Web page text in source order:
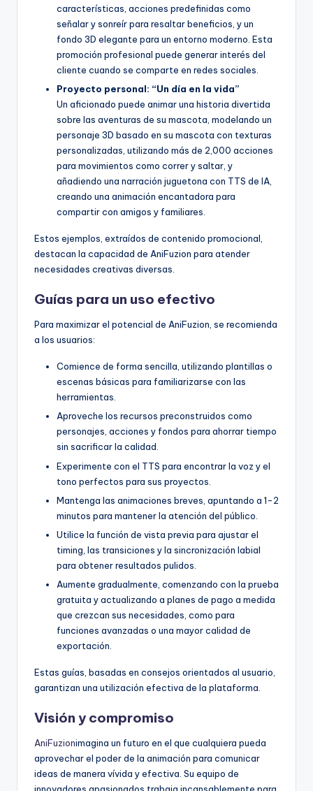
características, acciones predefinidas como
señalar y sonreír para resaltar beneficios, y un
fondo 3D elegante para un entorno moderno. Esta
promoción profesional puede generar interés del
cliente cuando se comparte en redes sociales.
Proyecto personal: “Un día en la vida”
Un aficionado puede animar una historia divertida
sobre las aventuras de su mascota, modelando un
personaje 3D basado en su mascota con texturas
personalizadas, utilizando más de 2,000 acciones
para movimientos como correr y saltar, y
añadiendo una narración juguetona con TTS de IA,
creando una animación encantadora para
compartir con amigos y familiares.
Estos ejemplos, extraídos de contenido promocional,
destacan la capacidad de AniFuzion para atender
necesidades creativas diversas.
Guías para un uso efectivo
Para maximizar el potencial de AniFuzion, se recomienda
a los usuarios:
Comience de forma sencilla, utilizando plantillas o
escenas básicas para familiarizarse con las
herramientas.
Aproveche los recursos preconstruidos como
personajes, acciones y fondos para ahorrar tiempo
sin sacrificar la calidad.
Experimente con el TTS para encontrar la voz y el
tono perfectos para sus proyectos.
Mantenga las animaciones breves, apuntando a 1-2
minutos para mantener la atención del público.
Utilice la función de vista previa para ajustar el
timing, las transiciones y la sincronización labial
para obtener resultados pulidos.
Aumente gradualmente, comenzando con la prueba
gratuita y actualizando a planes de pago a medida
que crezcan sus necesidades, como para
funciones avanzadas o una mayor calidad de
exportación.
Estas guías, basadas en consejos orientados al usuario,
garantizan una utilización efectiva de la plataforma.
Visión y compromiso
AniFuzionimagina un futuro en el que cualquiera pueda
aprovechar el poder de la animación para comunicar
ideas de manera vívida y efectiva. Su equipo de